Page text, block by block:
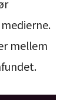
mellem